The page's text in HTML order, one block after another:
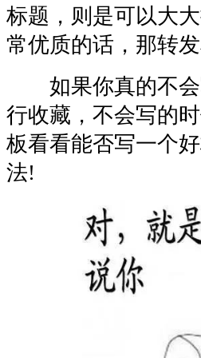
标题，则是可以大
常优质的话，那转
如果你真的不会
行收藏，不会写的
板看看能否写一个
法!